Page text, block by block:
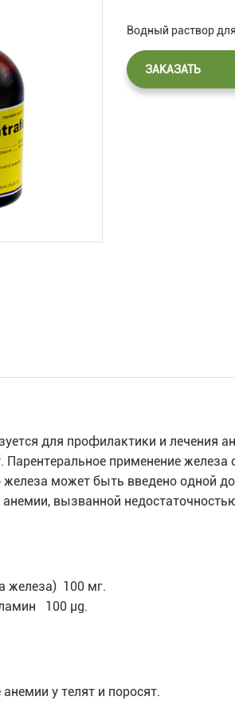
Водный раствор
ЗАКАЗАТЬ
для профилактики и лечения
Парентеральное применение
железа может быть введено одной
вызванной
железа) 100 мг.
100 µg.
у телят и поросят.